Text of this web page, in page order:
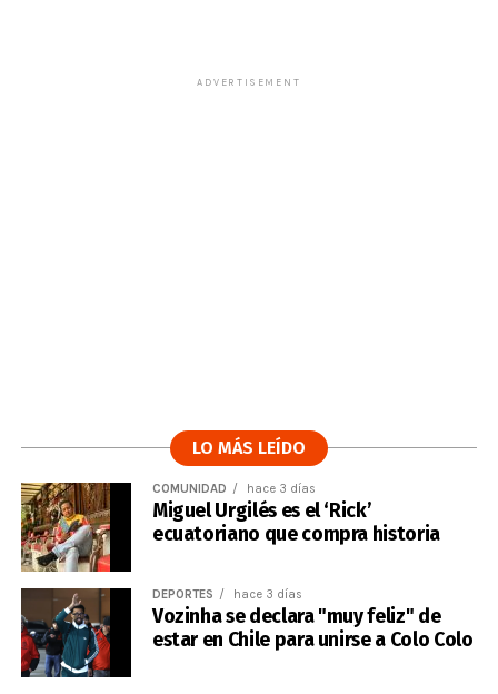
ADVERTISEMENT
LO MÁS LEÍDO
COMUNIDAD hace 3 días
Miguel Urgilés es el ‘Rick’
ecuatoriano que compra historia
DEPORTES hace 3 días
Vozinha se declara "muy feliz" de
estar en Chile para unirse a Colo Colo